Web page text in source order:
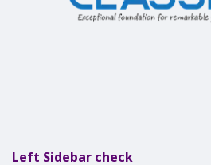
Left Sidebar check